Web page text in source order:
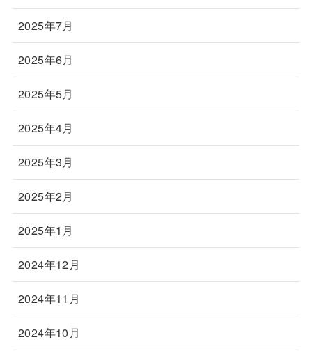
2025年7月
2025年6月
2025年5月
2025年4月
2025年3月
2025年2月
2025年1月
2024年12月
2024年11月
2024年10月